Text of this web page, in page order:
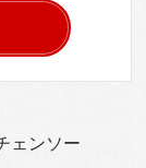
ェンソー